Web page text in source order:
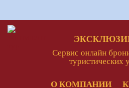
Сервис онлайн
туристических
О КОМПАНИИ